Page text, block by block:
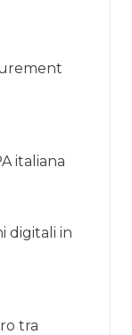
italiana
digitali in
tra